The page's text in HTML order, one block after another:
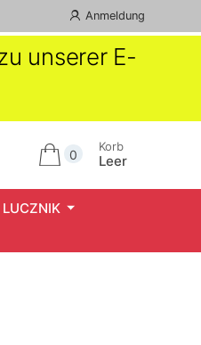
Anmeldung
unserer E-
0
Korb
Leer